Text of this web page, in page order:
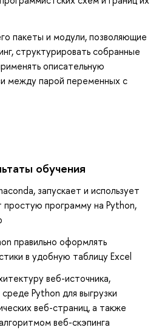
пакеты и модули, позволяющие
структурировать собранные
описательную
между парой переменных с
обучения
запускает и использует
программу на Python,
правильно оформлять
в удобную таблицу Excel
веб-источника,
Python для выгрузки
веб-страниц, а также
веб-скэпинга